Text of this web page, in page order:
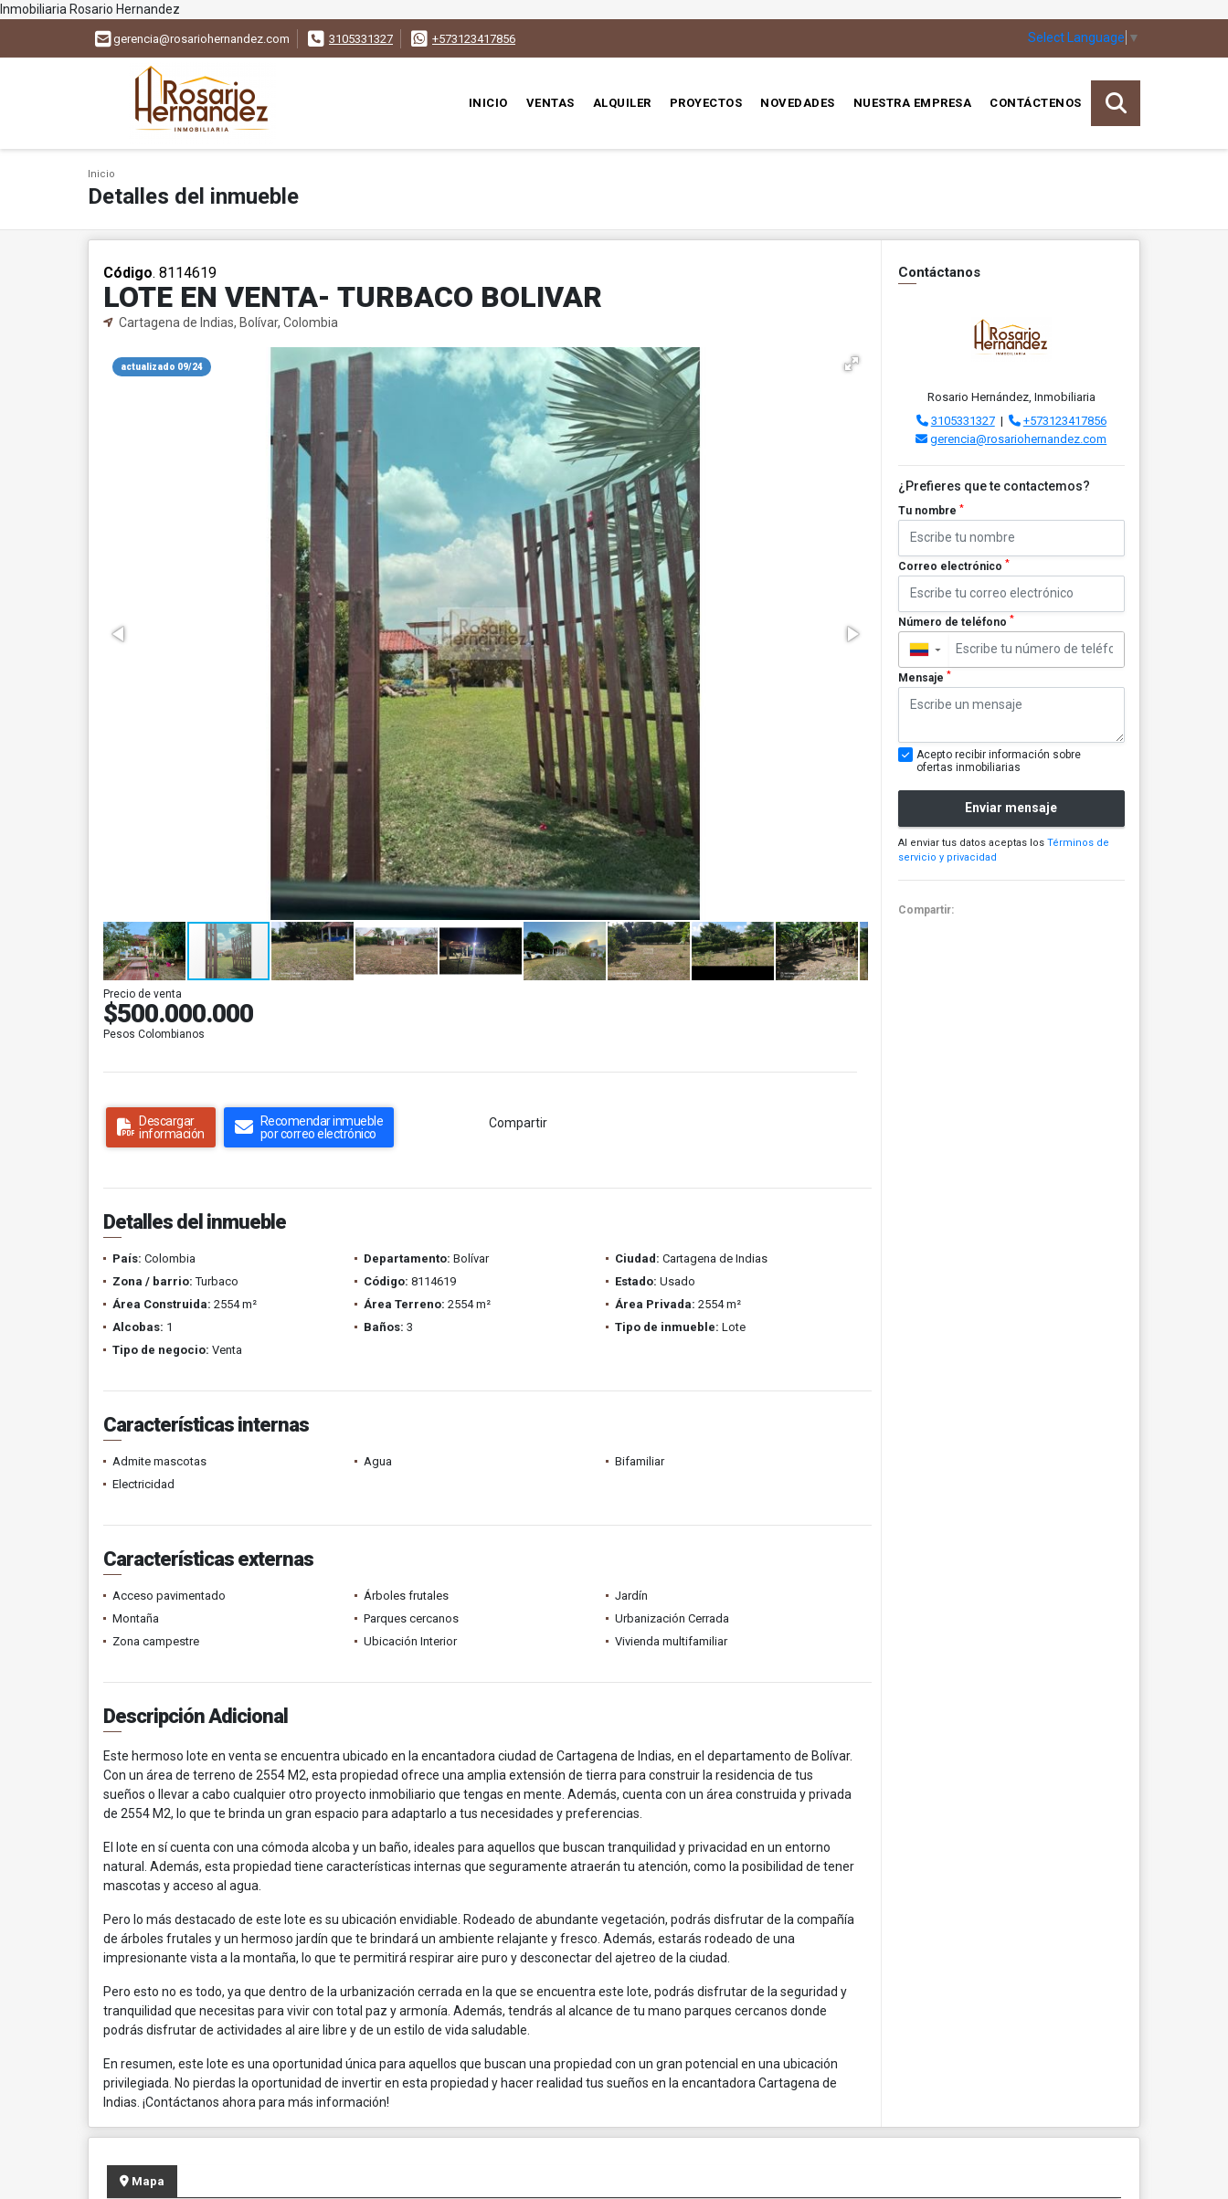
Inmobiliaria Rosario Hernandez
gerencia@rosariohernandez.com 3105331327 +573123417856 Select Language ▼
INICIO VENTAS ALQUILER PROYECTOS NOVEDADES NUESTRA EMPRESA CONTÁCTENOS
Inicio
Detalles del inmueble
Código. 8114619
LOTE EN VENTA- TURBACO BOLIVAR
Cartagena de Indias, Bolívar, Colombia
actualizado 09/24
Precio de venta
$500.000.000
Pesos Colombianos
Descargar
información
Recomendar inmueble
por correo electrónico
Compartir
Detalles del inmueble
País: Colombia Departamento: Bolívar Ciudad: Cartagena de Indias
Zona / barrio: Turbaco Código: 8114619 Estado: Usado
Área Construida: 2554 m² Área Terreno: 2554 m² Área Privada: 2554 m²
Alcobas: 1 Baños: 3 Tipo de inmueble: Lote
Tipo de negocio: Venta
Características internas
Admite mascotas Agua
Bifamiliar
Electricidad
Características externas
Acceso pavimentado Árboles frutales
Jardín
Montaña
Parques cercanos
Urbanización Cerrada
Zona campestre
Ubicación Interior Vivienda multifamiliar
Descripción Adicional
Este hermoso lote en venta se encuentra ubicado en la encantadora ciudad de Cartagena de Indias, en el departamento de Bolívar.
Con un área de terreno de 2554 M2, esta propiedad ofrece una amplia extensión de tierra para construir la residencia de tus
sueños o llevar a cabo cualquier otro proyecto inmobiliario que tengas en mente. Además, cuenta con un área construida y privada
de 2554 M2, lo que te brinda un gran espacio para adaptarlo a tus necesidades y preferencias.
El lote en sí cuenta con una cómoda alcoba y un baño, ideales para aquellos que buscan tranquilidad y privacidad en un entorno
natural. Además, esta propiedad tiene características internas que seguramente atraerán tu atención, como la posibilidad de tener
mascotas y acceso al agua.
Pero lo más destacado de este lote es su ubicación envidiable. Rodeado de abundante vegetación, podrás disfrutar de la compañía
de árboles frutales y un hermoso jardín que te brindará un ambiente relajante y fresco. Además, estarás rodeado de una
impresionante vista a la montaña, lo que te permitirá respirar aire puro y desconectar del ajetreo de la ciudad.
Pero esto no es todo, ya que dentro de la urbanización cerrada en la que se encuentra este lote, podrás disfrutar de la seguridad y
tranquilidad que necesitas para vivir con total paz y armonía. Además, tendrás al alcance de tu mano parques cercanos donde
podrás disfrutar de actividades al aire libre y de un estilo de vida saludable.
En resumen, este lote es una oportunidad única para aquellos que buscan una propiedad con un gran potencial en una ubicación
privilegiada. No pierdas la oportunidad de invertir en esta propiedad y hacer realidad tus sueños en la encantadora Cartagena de
Indias. ¡Contáctanos ahora para más información!
Contáctanos
Rosario Hernández, Inmobiliaria
3105331327|
+573123417856
gerencia@rosariohernandez.com
¿Prefieres que te contactemos?
Tu nombre *
Correo electrónico *
Número de teléfono *
▼
Mensaje *
Acepto recibir información sobre
ofertas inmobiliarias
Enviar mensaje
Al enviar tus datos aceptas los Términos de
servicio y privacidad
Compartir:
Mapa